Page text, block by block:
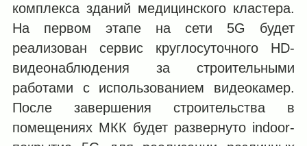
комплекса зданий медицинского кластера.
На первом этапе на сети 5G будет
реализован сервис круглосуточного HD-
видеонаблюдения за строительными
работами с использованием видеокамер.
После завершения строительства в
помещениях МКК будет развернуто indoor-